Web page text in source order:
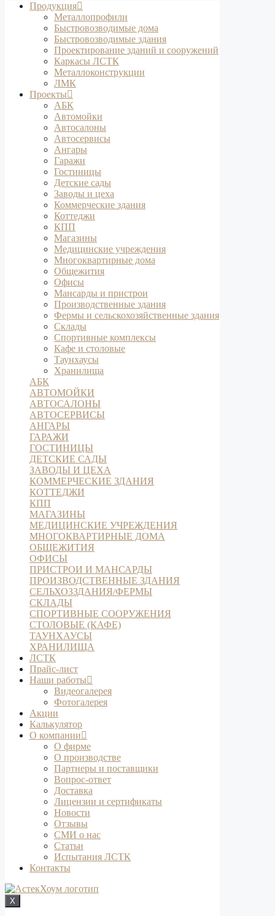
Продукция
Металлопрофили
Быстровозводимые дома
Быстровозводимые здания
Проектирование зданий и сооружений
Каркасы ЛСТК
Металлоконструкции
ЛМК
Проекты
АБК
Автомойки
Автосалоны
Автосервисы
Ангары
Гаражи
Гостиницы
Детские сады
Заводы и цеха
Коммерческие здания
Коттеджи
КПП
Магазины
Медицинские учреждения
Многоквартирные дома
Общежития
Офисы
Мансарды и пристрои
Производственные здания
Фермы и сельскохозяйственные здания
Склады
Спортивные комплексы
Кафе и столовые
Таунхаусы
Хранилища
АБК
АВТОМОЙКИ
АВТОСАЛОНЫ
АВТОСЕРВИСЫ
АНГАРЫ
ГАРАЖИ
ГОСТИНИЦЫ
ДЕТСКИЕ САДЫ
ЗАВОДЫ И ЦЕХА
КОММЕРЧЕСКИЕ ЗДАНИЯ
КОТТЕДЖИ
КПП
МАГАЗИНЫ
МЕДИЦИНСКИЕ УЧРЕЖДЕНИЯ
МНОГОКВАРТИРНЫЕ ДОМА
ОБЩЕЖИТИЯ
ОФИСЫ
ПРИСТРОИ И МАНСАРДЫ
ПРОИЗВОДСТВЕННЫЕ ЗДАНИЯ
СЕЛЬХОЗЗДАНИЯ/ФЕРМЫ
СКЛАДЫ
СПОРТИВНЫЕ СООРУЖЕНИЯ
СТОЛОВЫЕ (КАФЕ)
ТАУНХАУСЫ
ХРАНИЛИЩА
ЛСТК
Прайс-лист
Наши работы
Видеогалерея
Фотогалерея
Акции
Калькулятор
О компании
О фирме
О производстве
Партнеры и поставщики
Вопрос-ответ
Доставка
Лицензии и сертификаты
Новости
Отзывы
СМИ о нас
Статьи
Испытания ЛСТК
Контакты
X